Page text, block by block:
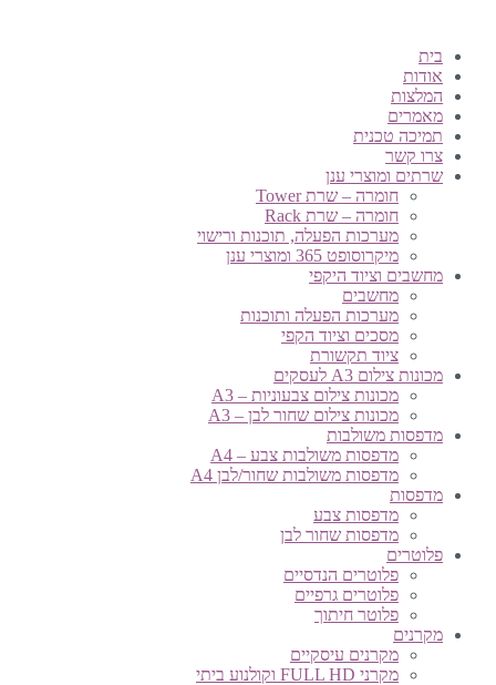
בית
אודות
המלצות
מאמרים
תמיכה טכנית
צרו קשר
שרתים ומוצרי ענן
חומרה – שרת Tower
חומרה – שרת Rack
מערכות הפעלה, תוכנות ורישוי
מיקרוסופט 365 ומוצרי ענן
מחשבים וציוד היקפי
מחשבים
מערכות הפעלה ותוכנות
מסכים וציוד הקפי
ציוד תקשורת
מכונות צילום A3 לעסקים
מכונות צילום צבעוניות – A3
מכונות צילום שחור לבן – A3
מדפסות משולבות
מדפסות משולבות צבע – A4
מדפסות משולבות שחור/לבן A4
מדפסות
מדפסות צבע
מדפסות שחור לבן
פלוטרים
פלוטרים הנדסיים
פלוטרים גרפיים
פלוטר חיתוך
מקרנים
מקרנים עיסקיים
מקרני FULL HD וקולנוע ביתי